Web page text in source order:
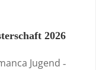
2026
Jugend ‑